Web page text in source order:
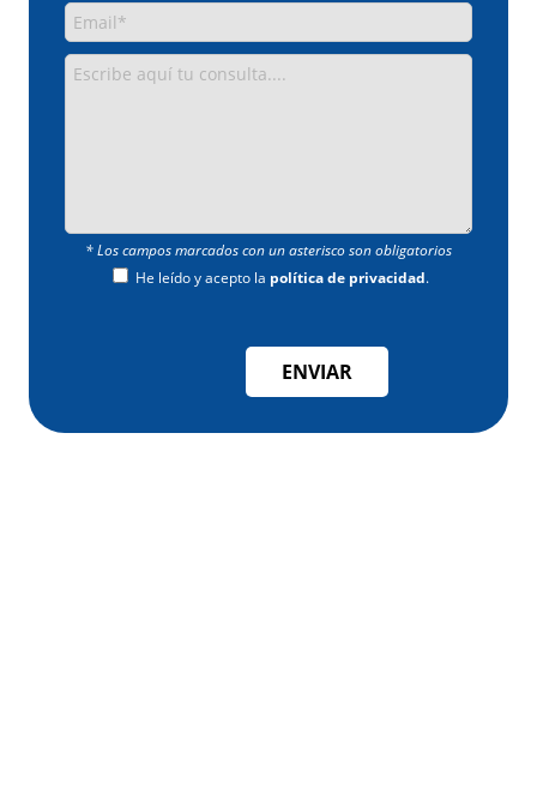
* Los campos marcados con un asterisco son obligatorios
He leído y acepto la política de privacidad.